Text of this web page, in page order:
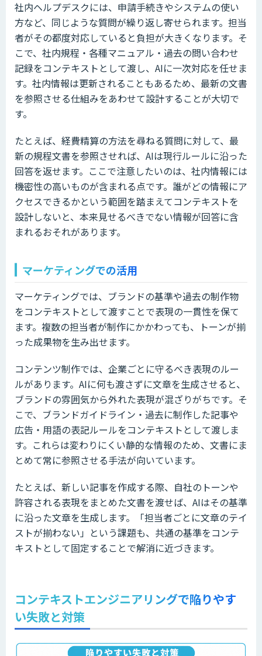
社内ヘルプデスクには、申請手続きやシステムの使い
方など、同じような質問が繰り返し寄せられます。担当
者がその都度対応していると負担が大きくなります。そ
こで、社内規程・各種マニュアル・過去の問い合わせ
記録をコンテキストとして渡し、AIに一次対応を任せま
す。社内情報は更新されることもあるため、最新の文書
を参照させる仕組みをあわせて設計することが大切で
す。
たとえば、経費精算の方法を尋ねる質問に対して、最
新の規程文書を参照させれば、AIは現行ルールに沿った
回答を返せます。ここで注意したいのは、社内情報には
機密性の高いものが含まれる点です。誰がどの情報にア
クセスできるかという範囲を踏まえてコンテキストを
設計しないと、本来見せるべきでない情報が回答に含
まれるおそれがあります。
マーケティングでの活用
マーケティングでは、ブランドの基準や過去の制作物
をコンテキストとして渡すことで表現の一貫性を保て
ます。複数の担当者が制作にかかわっても、トーンが揃
った成果物を生み出せます。
コンテンツ制作では、企業ごとに守るべき表現のルー
ルがあります。AIに何も渡さずに文章を生成させると、
ブランドの雰囲気から外れた表現が混ざりがちです。そ
こで、ブランドガイドライン・過去に制作した記事や
広告・用語の表記ルールをコンテキストとして渡しま
す。これらは変わりにくい静的な情報のため、文書にま
とめて常に参照させる手法が向いています。
たとえば、新しい記事を作成する際、自社のトーンや
許容される表現をまとめた文書を渡せば、AIはその基準
に沿った文章を生成します。「担当者ごとに文章のテイ
ストが揃わない」という課題も、共通の基準をコンテ
キストとして固定することで解消に近づきます。
コンテキストエンジニアリングで陥りやす
い失敗と対策